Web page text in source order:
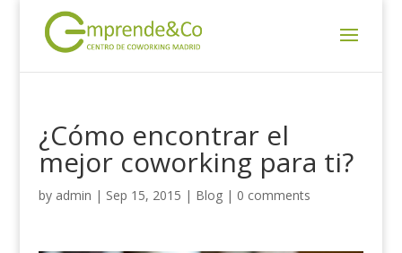
¿Cómo encontrar el
mejor coworking para ti?
by admin | Sep 15, 2015 | Blog| 0 comments